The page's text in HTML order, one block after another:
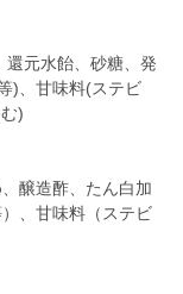
元水飴、砂糖、発
)、甘味料(ステビ
)
醸造酢、たん白加
、甘味料（ステビ